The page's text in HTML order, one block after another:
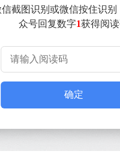
信截图识别或微信按住识别
众号回复数字1获得阅
确定